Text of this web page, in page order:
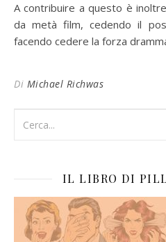
A contribuire a questo è
da metà film, cedendo il
facendo cedere la forza
Di Michael Richwas
IL LIBRO DI